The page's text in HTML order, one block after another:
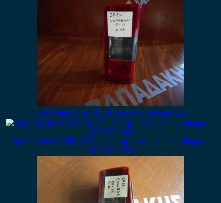
Opel Combo C 2001-2011 πίσω φανάρι αριστερό
Opel Combo C 2001-2011 διακόπτης ηλεκτρικού παραθύρου –
εμπρός δεξιός